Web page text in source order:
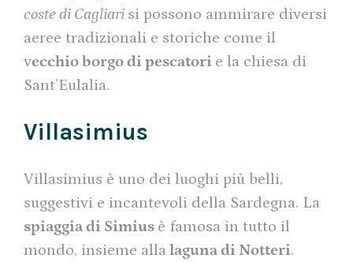
coste di Cagliari si possono ammirare diversi
aeree tradizionali e storiche come il
vecchio borgo di pescatori e la chiesa di
Sant’Eulalia.
Villasimius
Villasimius è uno dei luoghi più belli,
suggestivi e incantevoli della Sardegna. La
spiaggia di Simius è famosa in tutto il
mondo, insieme allalaguna di Notteri.